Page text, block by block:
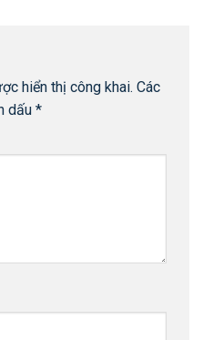
hiển thị công khai. Các
dấu *